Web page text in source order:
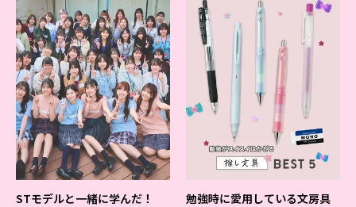
STモデルと一緒に学んだ！ 勉強時に愛用している文房具